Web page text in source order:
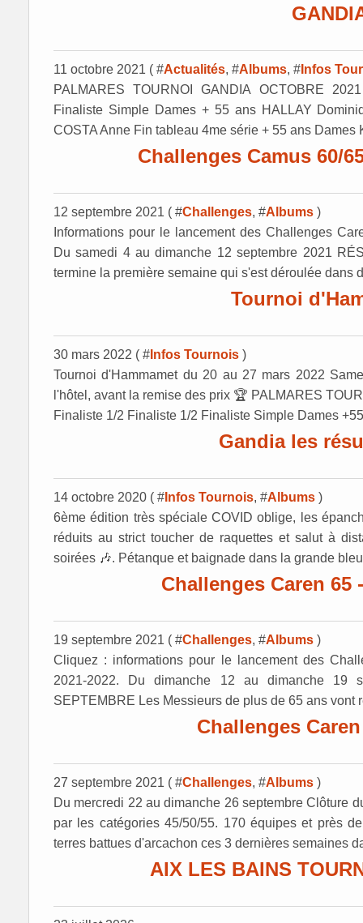
11 octobre 2021 ( #Actualités, #Albums, # Infos
PALMARES TOURNOI GANDIA OCTOBRE
Finaliste Simple Dames + 55 ans HALLAY
COSTA Anne Fin tableau 4me série + 55 ans
Challenges Camus 60/
12 septembre 2021 ( #Challenges, #Albums )
Informations pour le lancement des Challenges
Du samedi 4 au dimanche 12 septembre 2021
termine la première semaine qui s'est déroulée dans
Tournoi
30 mars 2022 ( # Infos Tournois )
Tournoi d'Hammamet du 20 au 27 mars 2022
l'hôtel, avant la remise des prix 🏆 PALMARES
Finaliste 1/2 Finaliste 1/2 Finaliste Simple Dames
Gandia les
14 octobre 2020 ( # Infos Tournois, #Albums )
6ème édition très spéciale COVID oblige, les
réduits au strict toucher de raquettes et salut à
soirées 🎶. Pétanque et baignade dans la grande
Challenges Caren 65
19 septembre 2021 ( #Challenges, #Albums )
Cliquez : informations pour le lancement des
2021-2022. Du dimanche 12 au dimanche 19
SEPTEMBRE Les Messieurs de plus de 65 ans vont
Challenges
27 septembre 2021 ( #Challenges, #Albums )
Du mercredi 22 au dimanche 26 septembre Clôture
par les catégories 45/50/55. 170 équipes et près
terres battues d'arcachon ces 3 dernières semaines
AIX LES BAINS